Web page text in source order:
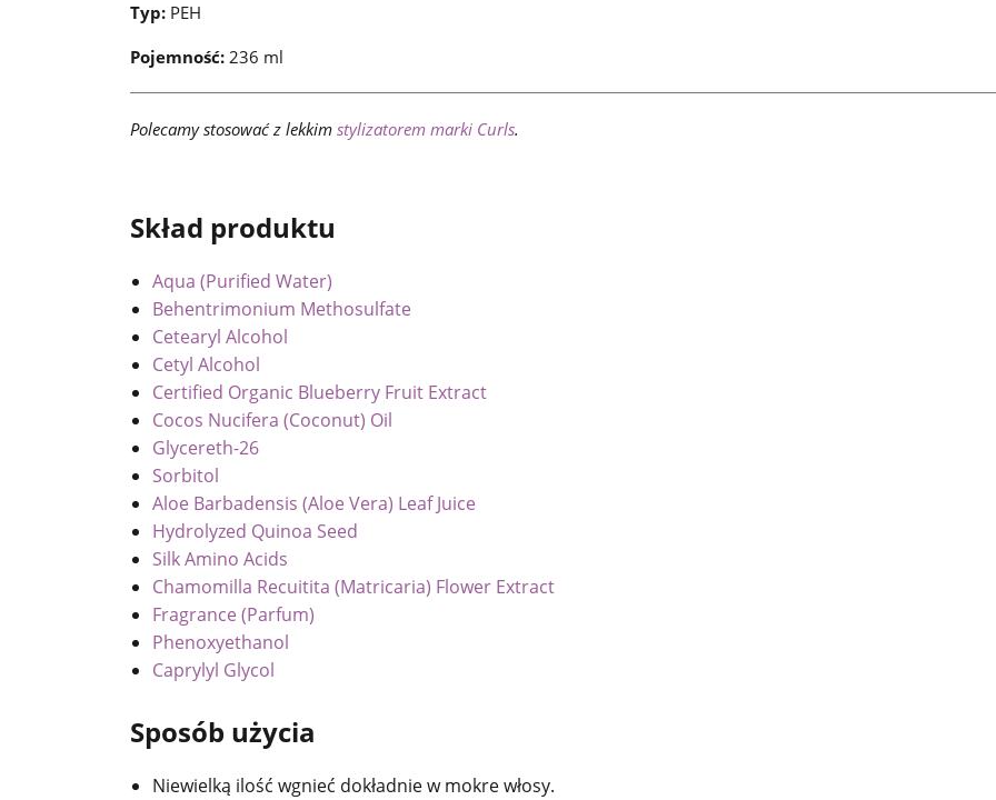
Typ: PEH
Pojemność: 236 ml
Polecamy stosować z lekkim stylizatorem marki Curls.
Skład produktu
Aqua (Purified Water)
Behentrimonium Methosulfate
Cetearyl Alcohol
Cetyl Alcohol
Certified Organic Blueberry Fruit Extract
Cocos Nucifera (Coconut) Oil
Glycereth-26
Sorbitol
Aloe Barbadensis (Aloe Vera) Leaf Juice
Hydrolyzed Quinoa Seed
Silk Amino Acids
Chamomilla Recuitita (Matricaria) Flower Extract
Fragrance (Parfum)
Phenoxyethanol
Caprylyl Glycol
Sposób użycia
Niewielką ilość wgnieć dokładnie w mokre włosy.